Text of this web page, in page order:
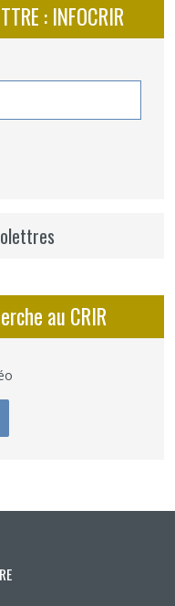
: INFOCRIR
au CRIR